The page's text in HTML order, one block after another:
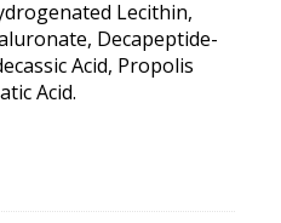
Lecithin,
Decapeptide-
Acid, Propolis
Acid.